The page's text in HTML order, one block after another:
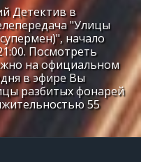
Детектив в
"Улицы
начало
Посмотреть
на официальном
в эфире Вы
разбитых фонарей
55